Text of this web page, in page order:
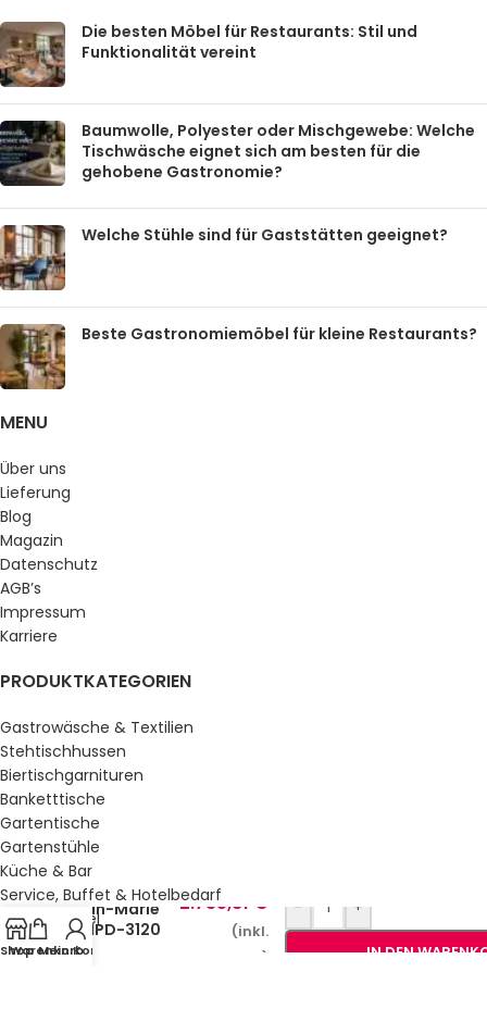
Die besten Möbel für Restaurants: Stil und
Funktionalität vereint
Baumwolle, Polyester oder Mischgewebe: Welche
Tischwäsche eignet sich am besten für die
gehobene Gastronomie?
Welche Stühle sind für Gaststätten geeignet?
Beste Gastronomiemöbel für kleine Restaurants?
MENU
Über uns
Lieferung
Blog
Magazin
Datenschutz
AGB’s
Impressum
Karriere
PRODUKTKATEGORIEN
Gastrowäsche & Textilien
Stehtischhussen
Biertischgarnituren
Banketttische
Gartentische
Gartenstühle
Küche & Bar
Service, Buffet & Hotelbedarf
Gastromöbel
Schulmöbel
Shop
Warenkorb
Mein Konto
Bain-Marie
BMPD-3120
CS
2.735,81 €
(inkl.
MwSt.)
- +
IN DEN